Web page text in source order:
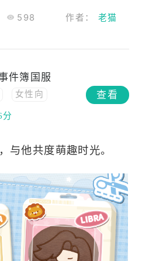
598 作者：老猫
件簿国服
女性向
分
查看
与他共度萌趣时光。